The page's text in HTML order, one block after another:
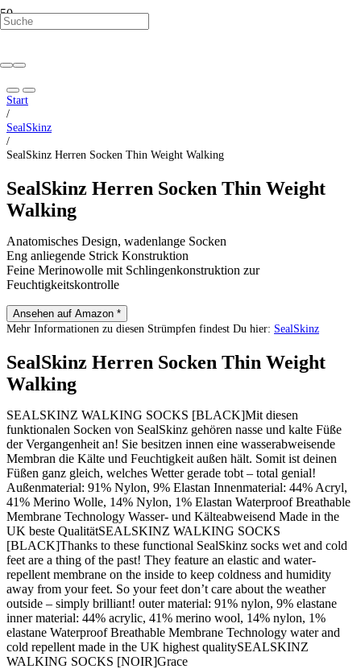
Start
/
SealSkinz
/
SealSkinz Herren Socken Thin Weight Walking
SealSkinz Herren Socken Thin Weight
Walking
Anatomisches Design, wadenlange Socken
Eng anliegende Strick Konstruktion
Feine Merinowolle mit Schlingenkonstruktion zur
Feuchtigkeitskontrolle
Ansehen auf Amazon *
Mehr Informationen zu diesen Strümpfen findest Du hier: SealSkinz
SealSkinz Herren Socken Thin Weight
Walking
SEALSKINZ WALKING SOCKS [BLACK]Mit diesen
funktionalen Socken von SealSkinz gehören nasse und kalte Füße
der Vergangenheit an! Sie besitzen innen eine wasserabweisende
Membran die Kälte und Feuchtigkeit außen hält. Somit ist deinen
Füßen ganz gleich, welches Wetter gerade tobt – total genial!
Außenmaterial: 91% Nylon, 9% Elastan Innenmaterial: 44% Acryl,
41% Merino Wolle, 14% Nylon, 1% Elastan Waterproof Breathable
Membrane Technology Wasser- und Kälteabweisend Made in the
UK beste QualitätSEALSKINZ WALKING SOCKS
[BLACK]Thanks to these functional SealSkinz socks wet and cold
feet are a thing of the past! They feature an elastic and water-
repellent membrane on the inside to keep coldness and humidity
away from your feet. So your feet don’t care about the weather
outside – simply brilliant! outer material: 91% nylon, 9% elastane
inner material: 44% acrylic, 41% merino wool, 14% nylon, 1%
elastane Waterproof Breathable Membrane Technology water and
cold repellent made in the UK highest qualitySEALSKINZ
WALKING SOCKS [NOIR]Grace